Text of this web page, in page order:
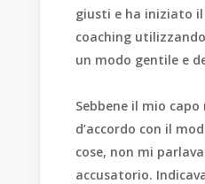
giusti e ha iniziato il
coaching
un modo gentile e
Sebbene il mio
d’accordo con il
cose, non mi
accusatorio.